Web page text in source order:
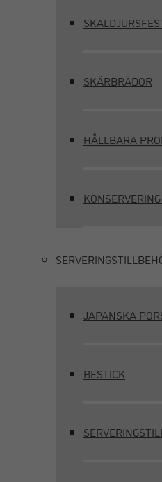
SKÄRBRÄDOR
HÅLLBARA
JAPANSKA
BESTICK